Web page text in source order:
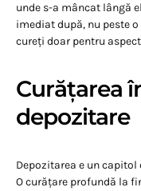
unde s-a mâncat lângă
imediat după, nu peste
cureți doar pentru
Curățarea
depozitare
Depozitarea e un
O curățare profundă la